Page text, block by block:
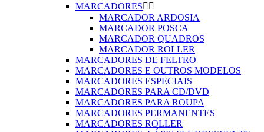
MARCADORES 
MARCADOR ARDOSIA
MARCADOR POSCA
MARCADOR QUADROS
MARCADOR ROLLER
MARCADORES DE FELTRO
MARCADORES E OUTROS MODELOS
MARCADORES ESPECIAIS
MARCADORES PARA CD/DVD
MARCADORES PARA ROUPA
MARCADORES PERMANENTES
MARCADORES ROLLER